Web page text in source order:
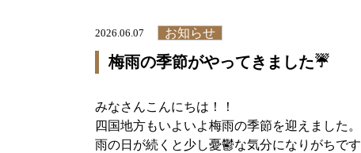
2026.06.07 お知らせ
梅雨の季節がやってきました☔
みなさんこんにちは！！
四国地方もいよいよ梅雨の季節を迎えました。
雨の日が続くと少し憂鬱な気分になりがちです